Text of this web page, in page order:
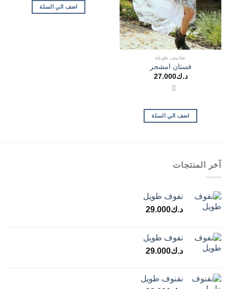
نفانيف طويلة
فستان امشجر
د.ك27.000
اضف الي السلة
اضف الي السلة
آخر المنتجات
نفوف طويل
د.ك29.000
نفوف طويل
د.ك29.000
نفنوف طويل